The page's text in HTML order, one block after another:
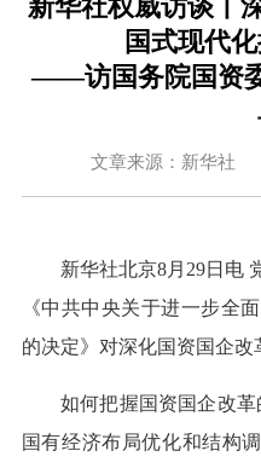
新华社权威访谈丨
国式现代
——访国务院国资
文章来源：新华社
新华社北京8月29日电
《中共中央关于进一步全
的决定》对深化国资国企改
如何把握国资国企改
国有经济布局优化和结构